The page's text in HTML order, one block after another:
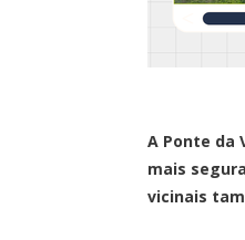
A Ponte da
mais
vicinais